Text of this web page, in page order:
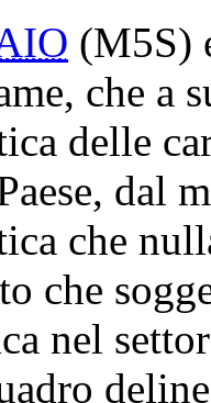
(M5S)
che a
delle
dal
che
che
nel